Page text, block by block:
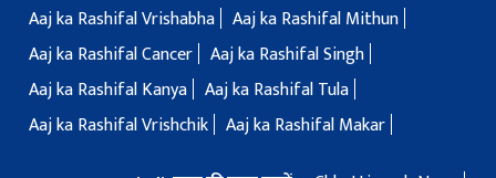
Aaj ka Rashifal Vrishabha Aaj ka Rashifal Mithun
Aaj ka Rashifal Cancer Aaj ka Rashifal Singh
Aaj ka Rashifal Kanya Aaj ka Rashifal Tula
Aaj ka Rashifal Vrishchik Aaj ka Rashifal Makar